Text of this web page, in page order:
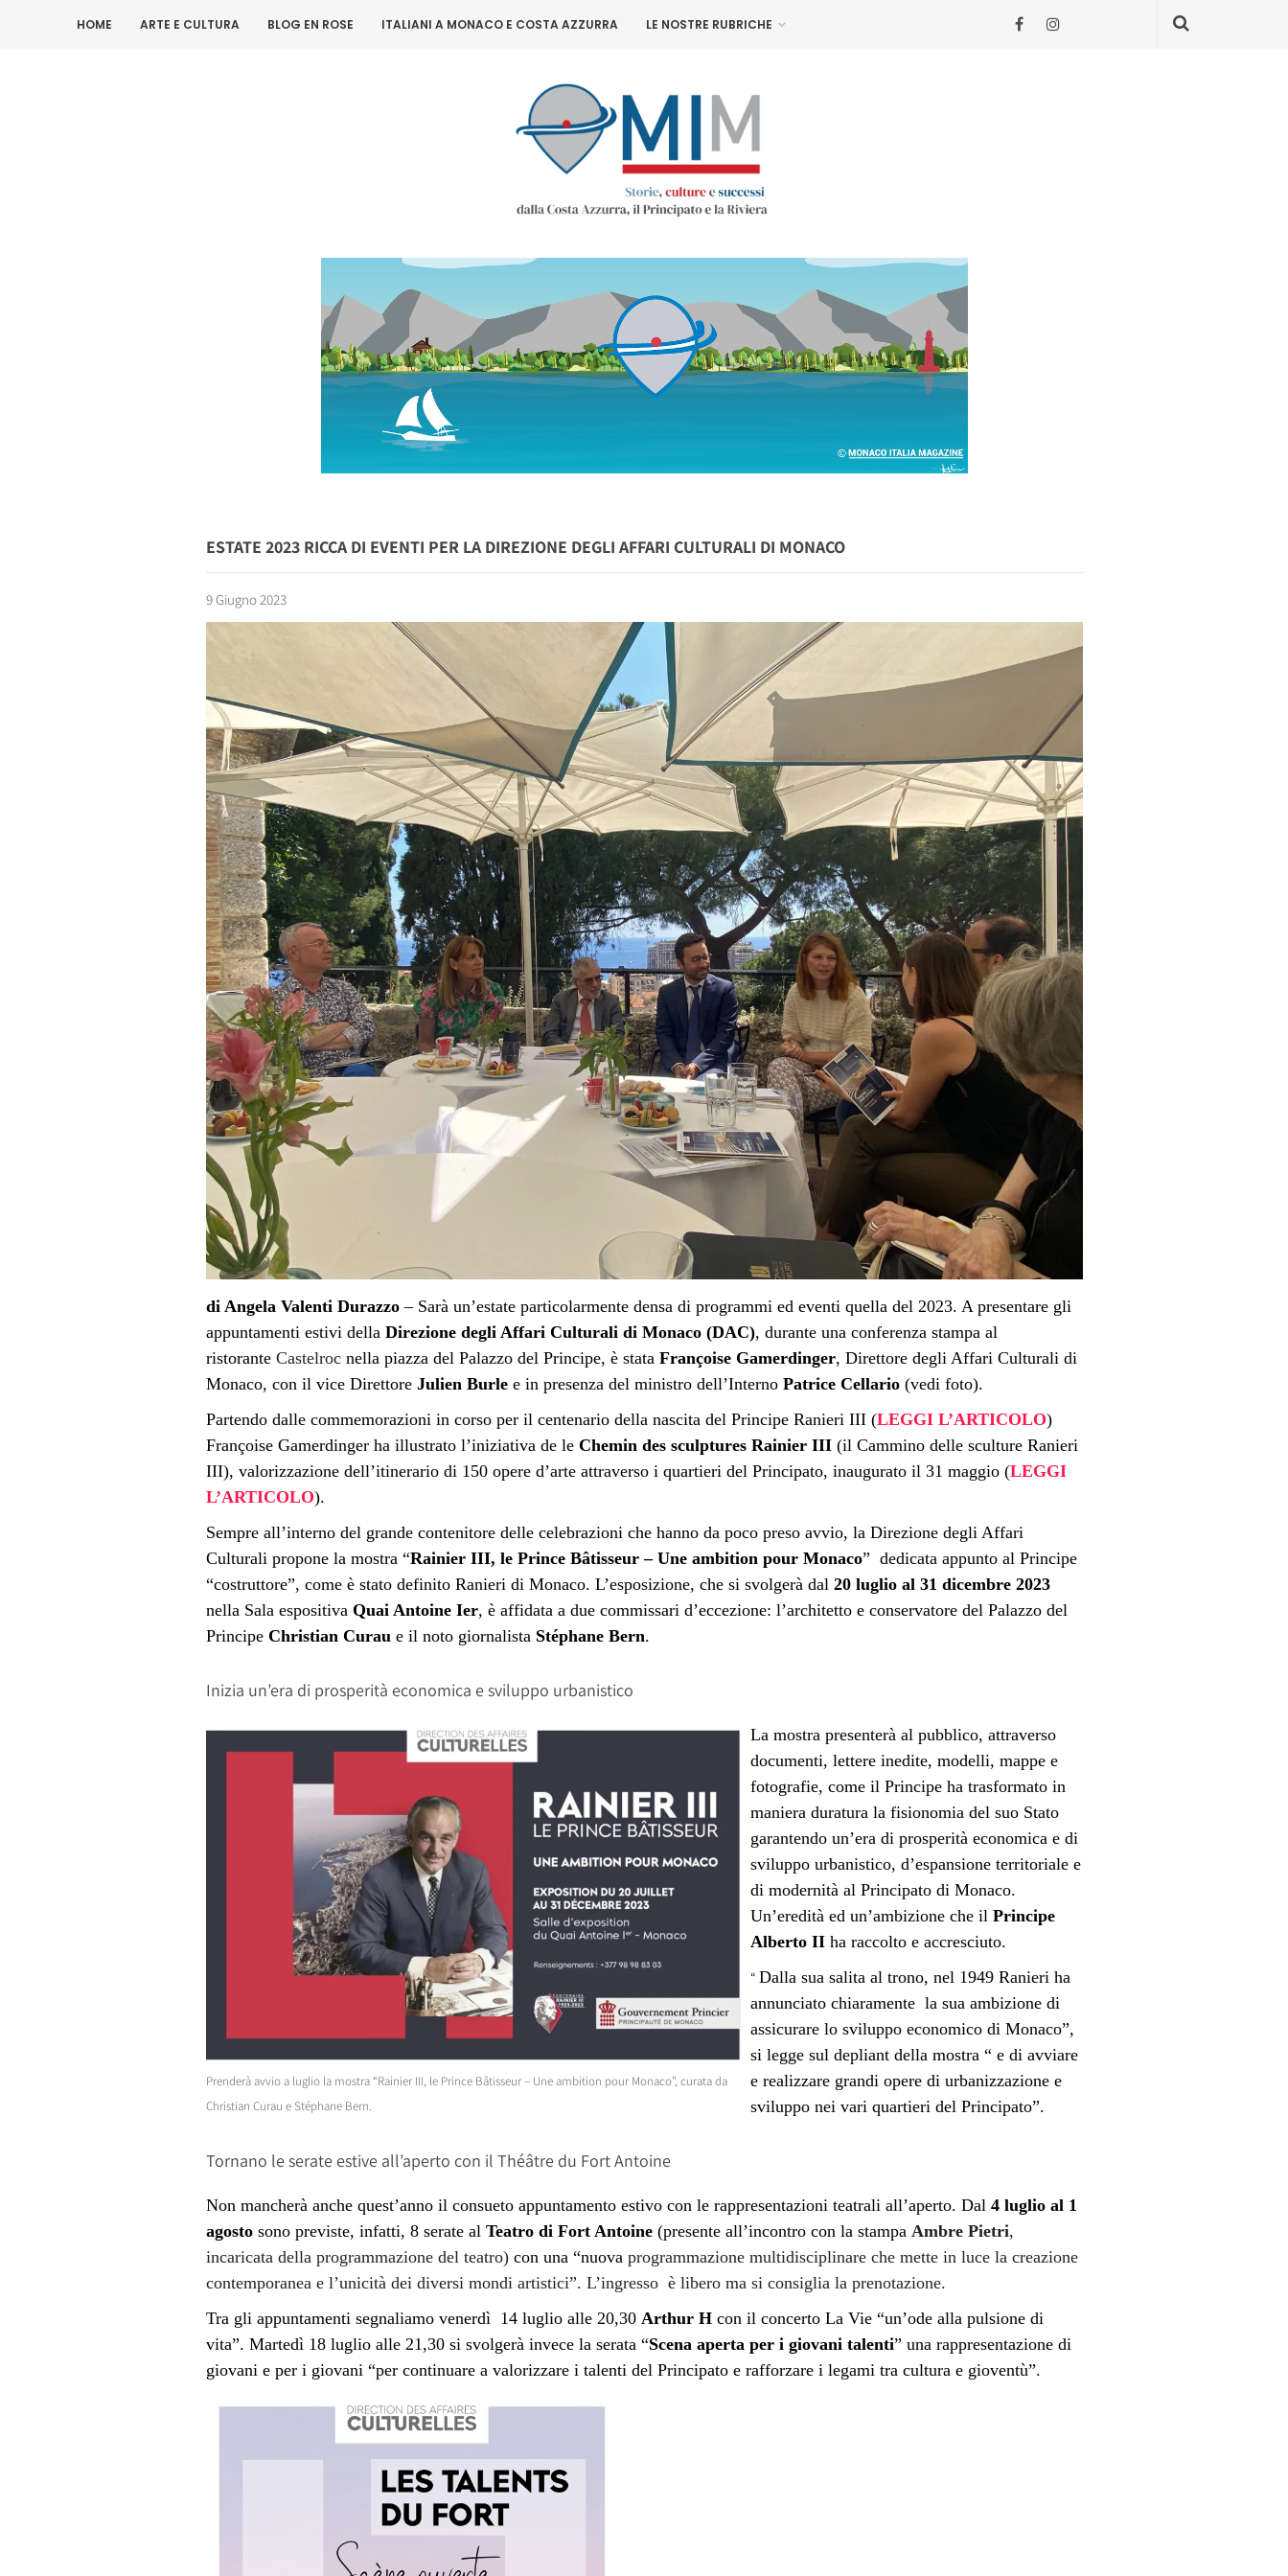
HOME ARTE E CULTURA BLOG EN ROSE ITALIANI A MONACO E COSTA AZZURRA LE NOSTRE RUBRICHE
ESTATE 2023 RICCA DI EVENTI PER LA DIREZIONE DEGLI AFFARI CULTURALI DI MONACO
9 Giugno 2023
di Angela Valenti Durazzo– Sarà un’estate particolarmente densa di programmi ed eventi quella del 2023. A presentare gli
appuntamenti estivi della Direzione degli Affari Culturali di Monaco (DAC), durante una conferenzastampa al
ristorante Castelrocnella piazza del Palazzo del Principe, è stata Françoise Gamerdinger, Direttore degli Affari Culturali di
Monaco, con il vice Direttore Julien Burle e in presenza del ministro dell’InternoPatrice Cellario (vedi foto).
Partendo dalle commemorazioni in corso per il centenario della nascita del Principe Ranieri III (LEGGI L’ARTICOLO)
Françoise Gamerdinger ha illustrato l’iniziativa de le Chemin des sculptures Rainier III(il Cammino delle sculture Ranieri
III), valorizzazione dell’itinerario di 150 opere d’arte attraverso i quartieri del Principato, inaugurato il 31 maggio (LEGGI
L’ARTICOLO).
Sempre all’interno del grande contenitore delle celebrazioni che hanno da poco preso avvio, la Direzione degli Affari
Culturali propone la mostra “Rainier III, le Prince Bâtisseur – Une ambition pour Monaco” dedicata appunto al Principe
“costruttore”, come è stato definito Ranieri di Monaco. L’esposizione, che si svolgerà dal 20 luglio al 31 dicembre 2023
nella Sala espositiva Quai Antoine Ier, è affidata a due commissari d’eccezione: l’architetto e conservatore del Palazzo del
Principe Christian Curaue il noto giornalista Stéphane Bern.
Inizia un’era di prosperità economica e sviluppo urbanistico
Prenderà avvio a luglio la mostra “Rainier III, le Prince Bâtisseur – Une ambition pour Monaco”, curata da
Christian Curau e Stéphane Bern.
La mostra presenterà al pubblico, attraverso
documenti, lettere inedite, modelli, mappe e
fotografie, come il Principe ha trasformato in
maniera duratura la fisionomia del suo Stato
garantendo un’era di prosperità economica e di
sviluppo urbanistico, d’espansione territoriale e
di modernità al Principato di Monaco.
Un’eredità ed un’ambizione che il Principe
Alberto IIha raccolto e accresciuto.
“ Dalla sua salita al trono, nel 1949 Ranieri ha
annunciato chiaramente la sua ambizione di
assicurare lo sviluppo economico di Monaco”,
si legge sul depliant della mostra “ e di avviare
e realizzare grandi opere di urbanizzazione e
sviluppo nei vari quartieri del Principato”.
Tornano le serate estive all’aperto con il Théâtre du Fort Antoine
Non mancherà anche quest’anno il consueto appuntamento estivo con le rappresentazioni teatrali all’aperto. Dal 4 luglio al 1
agostosono previste, infatti, 8 serate al Teatro di Fort Antoine(presente all’incontro con la stampa Ambre Pietri,
incaricata della programmazione del teatro) con una “nuova programmazione multidisciplinare che mette in luce la creazione
contemporanea e l’unicità dei diversi mondi artistici”. L’ingresso è libero ma si consiglia la prenotazione.
Tra gli appuntamenti segnaliamo venerdì 14 luglio alle 20,30 Arthur Hcon il concerto La Vie “un’ode alla pulsione di
vita”. Martedì 18 luglio alle 21,30 si svolgerà invece la serata “Scena aperta per i giovani talenti” una rappresentazione di
giovani e per i giovani “per continuare a valorizzare i talenti del Principato e rafforzare i legami tra cultura e gioventù”.